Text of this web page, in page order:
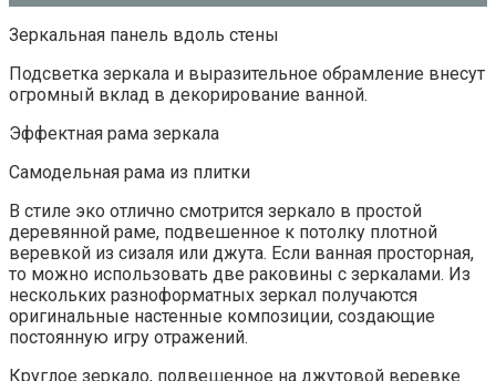
Зеркальная панель вдоль стены
Подсветка зеркала и выразительное обрамление внесут
огромный вклад в декорирование ванной.
Эффектная рама зеркала
Самодельная рама из плитки
В стиле эко отлично смотрится зеркало в простой
деревянной раме, подвешенное к потолку плотной
веревкой из сизаля или джута. Если ванная просторная,
то можно использовать две раковины с зеркалами. Из
нескольких разноформатных зеркал получаются
оригинальные настенные композиции, создающие
постоянную игру отражений.
Круглое зеркало, подвешенное на джутовой веревке